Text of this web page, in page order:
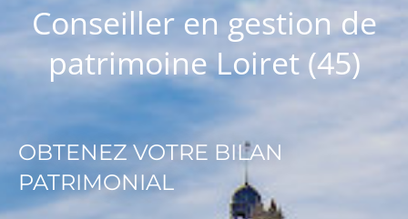
Conseiller en gestion de
patrimoine Loiret (45)
OBTENEZ VOTRE BILAN
PATRIMONIAL